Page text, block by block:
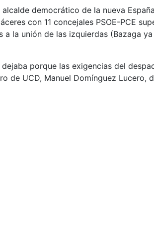
democrático de la nueva
con 11 concejales PSOE-PCE
la unión de las izquierdas (Bazaga
porque las exigencias del
UCD, Manuel Domínguez Lucero,